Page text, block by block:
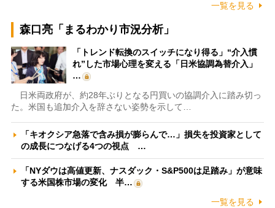
一覧を見る
森口亮「まるわかり市況分析」
「トレンド転換のスイッチになり得る」“介入慣
れ”した市場心理を変える「日米協調為替介入」
…
日米両政府が、約28年ぶりとなる円買いの協調介入に踏み切っ
た。米国も追加介入を辞さない姿勢を示して…
「キオクシア急落で含み損が膨らんで…」損失を投資家として
の成長につなげる4つの視点 …
「NYダウは高値更新、ナスダック・S&P500は足踏み」が意味
する米国株市場の変化 半…
一覧を見る